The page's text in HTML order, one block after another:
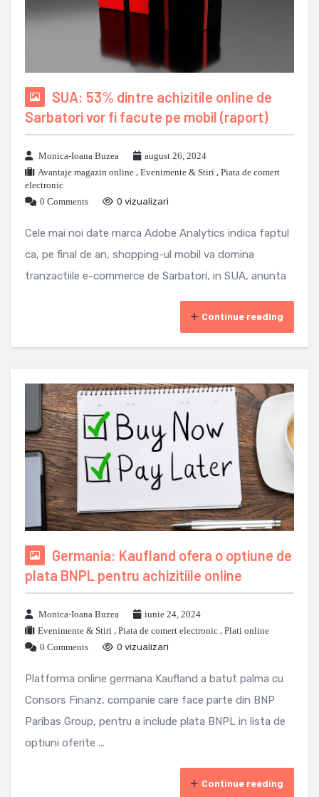
SUA: 53% dintre achizitile online de
Sarbatori vor fi facute pe mobil (raport)
Monica-Ioana Buzea
august 26, 2024
Avantaje magazin online , Evenimente & Stiri , Piata de comert
electronic
0 Comments
0 vizualizari
Cele mai noi date marca Adobe Analytics indica faptul
ca, pe final de an, shopping-ul mobil va domina
tranzactiile e-commerce de Sarbatori, in SUA, anunta
Continue reading
Germania: Kaufland ofera o optiune de
plata BNPL pentru achizitiile online
Monica-Ioana Buzea
iunie 24, 2024
Evenimente & Stiri , Piata de comert electronic , Plati online
0 Comments
0 vizualizari
Platforma online germana Kaufland a batut palma cu
Consors Finanz, companie care face parte din BNP
Paribas Group, pentru a include plata BNPL in lista de
optiuni oferite ...
Continue reading